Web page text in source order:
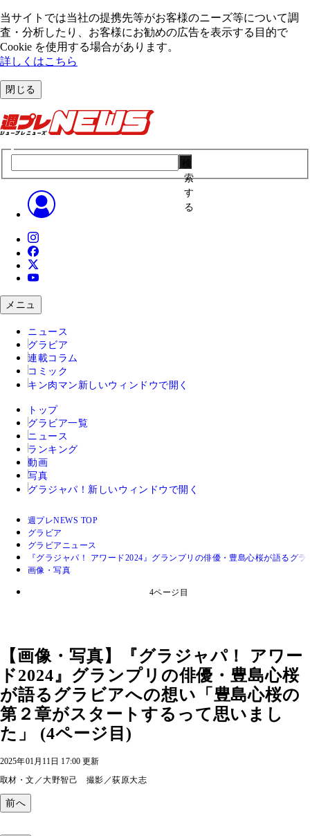
当サイトでは当社の提携先等がお客様のニーズ等について調
査・分析したり、お客様にお勧めの広告を表⽰する⽬的で
Cookie を使⽤する場合があります。
詳しくはこちら
閉じる
索
す
る
メニュ
ニュース
グラビア
連載コラム
コミック
キン肉マン 新しいウィンドウで開く
トップ
グラビア一覧
ニュース
ランキング
動画
写真
グラジャパ！ 新しいウィンドウで開く
週プレNEWS TOP
グラビア
グラビアニュース
『グラジャパ！ アワード2024』グランプリの俳優・豊島心桜が語るグ
画像・写真
4ページ目
【画像・写真】『グラジャパ！ アワー
ド2024』グランプリの俳優・豊島心桜
が語るグラビアへの想い「豊島心桜の
第２章がスタートするって思いまし
た」 (4ページ目)
2025年01月11日 17:00 更新
取材・文／大野智己 撮影／荻原大志
前へ